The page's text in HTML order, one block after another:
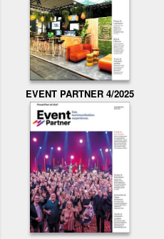
EVENT PARTNER 4/2025